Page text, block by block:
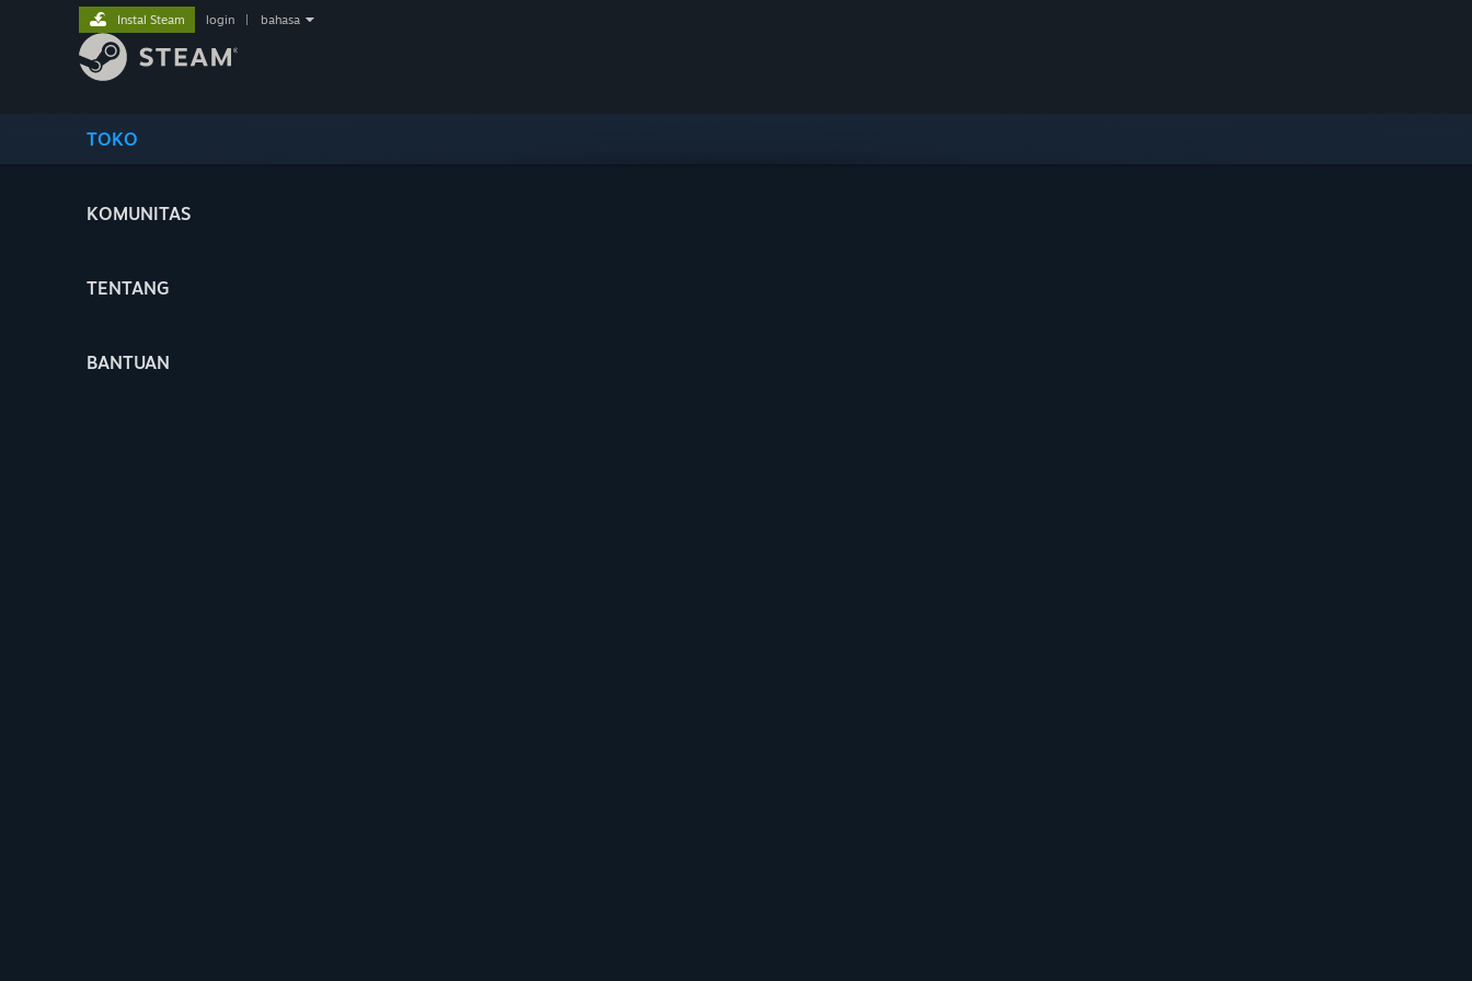
TOKO
KOMUNITAS
TENTANG
BANTUAN
Instal Steam login bahasa